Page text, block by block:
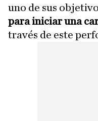
uno de sus
para iniciar una
través de este